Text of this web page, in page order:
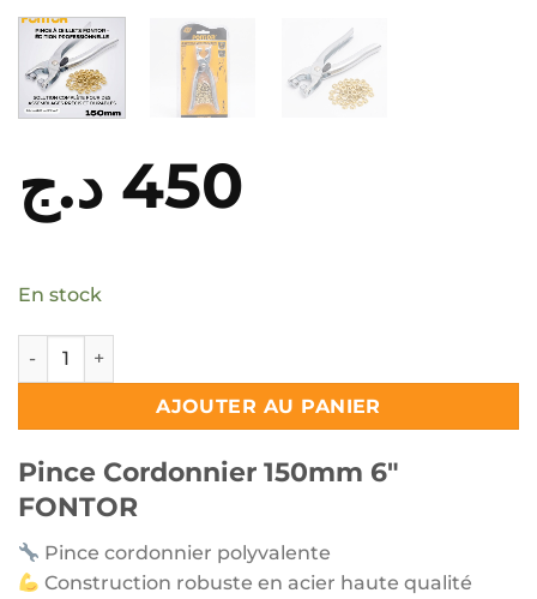
450 د.ج
En stock
quantité de Pince Cordonnier 150mm 6" FONTOR
AJOUTER AU PANIER
Pince Cordonnier 150mm 6″
FONTOR
Pince cordonnier polyvalente
Construction robuste en acier haute qualité